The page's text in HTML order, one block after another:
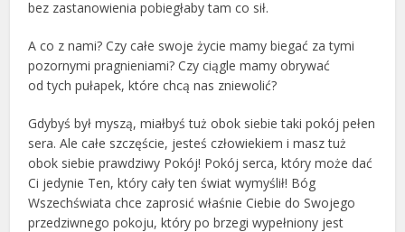
bez zastanowienia pobiegłaby tam co sił.
A co z nami? Czy całe swoje życie mamy biegać za tymi
pozornymi pragnieniami? Czy ciągle mamy obrywać
od tych pułapek, które chcą nas zniewolić?
Gdybyś był myszą, miałbyś tuż obok siebie taki pokój pełen
sera. Ale całe szczęście, jesteś człowiekiem i masz tuż
obok siebie prawdziwy Pokój! Pokój serca, który może dać
Ci jedynie Ten, który cały ten świat wymyślił! Bóg
Wszechświata chce zaprosić właśnie Ciebie do Swojego
przedziwnego pokoju, który po brzegi wypełniony jest